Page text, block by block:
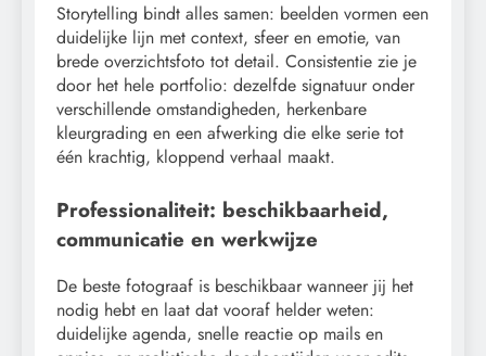
Storytelling bindt alles samen: beelden vormen een
duidelijke lijn met context, sfeer en emotie, van
brede overzichtsfoto tot detail. Consistentie zie je
door het hele portfolio: dezelfde signatuur onder
verschillende omstandigheden, herkenbare
kleurgrading en een afwerking die elke serie tot
één krachtig, kloppend verhaal maakt.
Professionaliteit: beschikbaarheid,
communicatie en werkwijze
De beste fotograaf is beschikbaar wanneer jij het
nodig hebt en laat dat vooraf helder weten:
duidelijke agenda, snelle reactie op mails en